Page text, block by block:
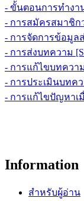
- ขั้นตอนการทำงา
- การสมัครสมาชิก
- การจัดการข้อมูล
- การส่งบทความ
- การแก้ไขบทความ
- การประเมินบทค
- การแก้ไขปัญหาเ
Information
สำหรับผู้อ่าน